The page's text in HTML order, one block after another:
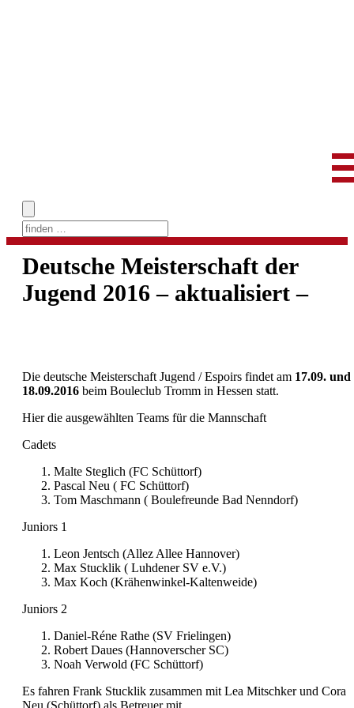
Skip
content
Deutsche Meisterschaft der
Jugend 2016 – aktualisiert –
Die deutsche Meisterschaft Jugend / Espoirs findet am 17.09. und
18.09.2016 beim Bouleclub Tromm in Hessen statt.
Hier die ausgewählten Teams für die Mannschaft
Cadets
Malte Steglich (FC Schüttorf)
Pascal Neu ( FC Schüttorf)
Tom Maschmann ( Boulefreunde Bad Nenndorf)
Juniors 1
Leon Jentsch (Allez Allee Hannover)
Max Stucklik ( Luhdener SV e.V.)
Max Koch (Krähenwinkel-Kaltenweide)
Juniors 2
Daniel-Réne Rathe (SV Frielingen)
Robert Daues (Hannoverscher SC)
Noah Verwold (FC Schüttorf)
Es fahren Frank Stucklik zusammen mit Lea Mitschker und Cora
Neu (Schüttorf) als Betreuer mit.